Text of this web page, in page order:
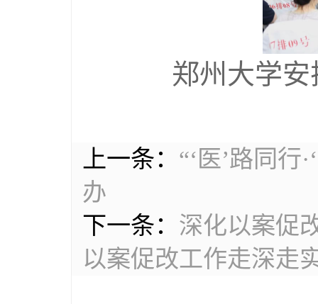
郑州大学
上一条： “‘医’路同行
办
下一条： 深化以案促
以案促改工作走深走